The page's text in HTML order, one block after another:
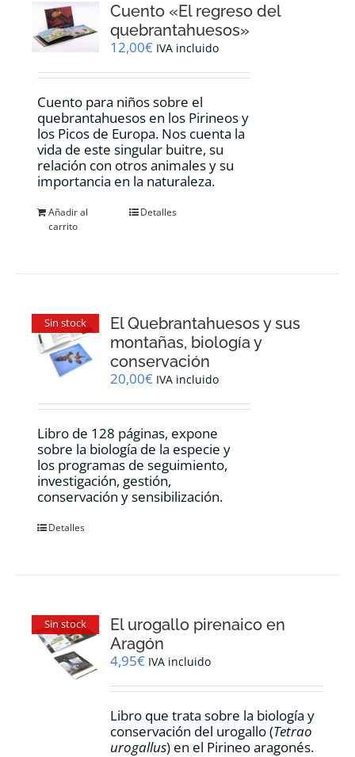
Cuento «El regreso del
quebrantahuesos»
12,00€ IVA incluido
Cuento para niños sobre el
quebrantahuesos en los Pirineos y
los Picos de Europa. Nos cuenta la
vida de este singular buitre, su
relación con otros animales y su
importancia en la naturaleza.
Añadir al
carrito
Detalles
Sin stock
El Quebrantahuesos y sus
montañas, biología y
conservación
20,00€ IVA incluido
Libro de 128 páginas, expone
sobre la biología de la especie y
los programas de seguimiento,
investigación, gestión,
conservación y sensibilización.
Detalles
Sin stock
El urogallo pirenaico en
Aragón
4,95€ IVA incluido
Libro que trata sobre la biología y
conservación del urogallo (Tetrao
urogallus) en el Pirineo aragonés.